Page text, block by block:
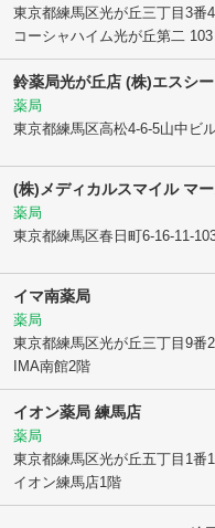
東京都練馬区光が丘三丁目3番
コーシャハイム光が丘第二 103
鈴薬局光が丘店 (株)エスシ
薬局
東京都練馬区高松4-6-5山中ビ
(株)メディカルスマイル マ
薬局
東京都練馬区春日町6-16-11-
イマ南薬局
薬局
東京都練馬区光が丘三丁目9番
IMA南館2階
イオン薬局 練馬店
薬局
東京都練馬区光が丘五丁目1番
イオン練馬店1階